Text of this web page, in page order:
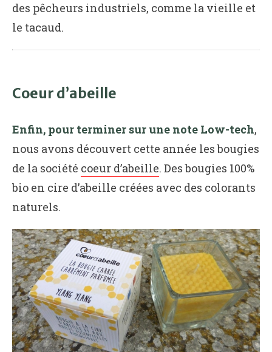
des pêcheurs industriels, comme la vieille et
le tacaud.
Coeur d’abeille
Enfin, pour terminer sur une note Low-tech,
nous avons découvert cette année les bougies
de la société coeur d’abeille. Des bougies 100%
bio en cire d’abeille créées avec des colorants
naturels.